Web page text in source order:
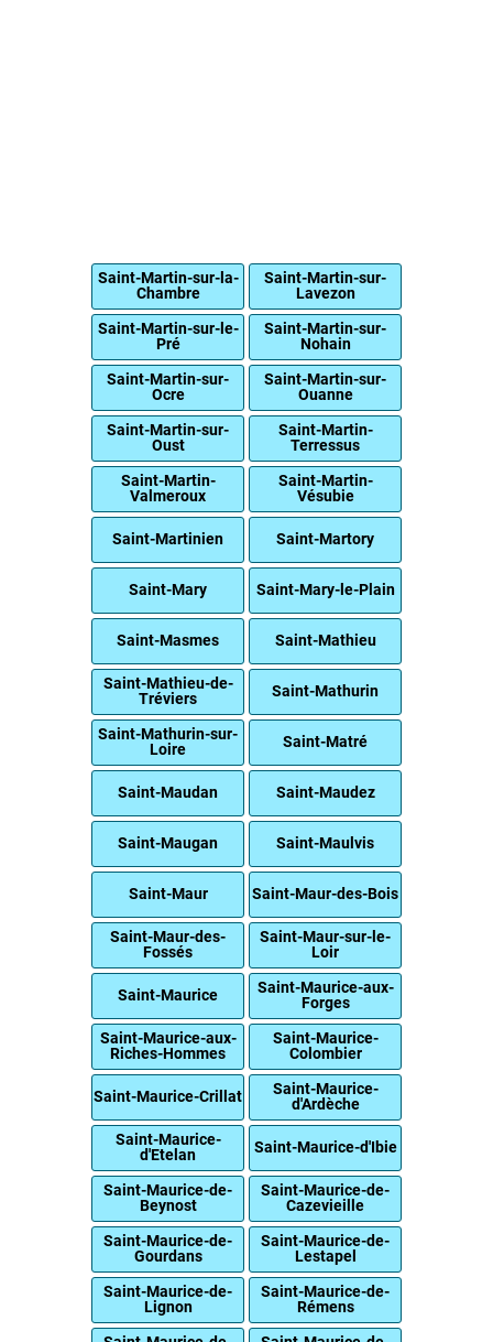
Saint-Martin-sur-la-
Chambre
Saint-Martin-sur-
Lavezon
Saint-Martin-sur-le-
Pré
Saint-Martin-sur-
Nohain
Saint-Martin-sur-
Ocre
Saint-Martin-sur-
Ouanne
Saint-Martin-sur-
Oust
Saint-Martin-
Terressus
Saint-Martin-
Valmeroux
Saint-Martin-
Vésubie
Saint-Martinien Saint-Martory
Saint-Mary Saint-Mary-le-Plain
Saint-Masmes Saint-Mathieu
Saint-Mathieu-de-
Tréviers
Saint-Mathurin
Saint-Mathurin-sur-
Loire
Saint-Matré
Saint-Maudan Saint-Maudez
Saint-Maugan Saint-Maulvis
Saint-Maur Saint-Maur-des-Bois
Saint-Maur-des-
Fossés
Saint-Maur-sur-le-
Loir
Saint-Maurice
Saint-Maurice-aux-
Forges
Saint-Maurice-aux-
Riches-Hommes
Saint-Maurice-
Colombier
Saint-Maurice-Crillat
Saint-Maurice-
d'Ardèche
Saint-Maurice-
d'Etelan
Saint-Maurice-d'Ibie
Saint-Maurice-de-
Beynost
Saint-Maurice-de-
Cazevieille
Saint-Maurice-de-
Gourdans
Saint-Maurice-de-
Lestapel
Saint-Maurice-de-
Lignon
Saint-Maurice-de-
Rémens